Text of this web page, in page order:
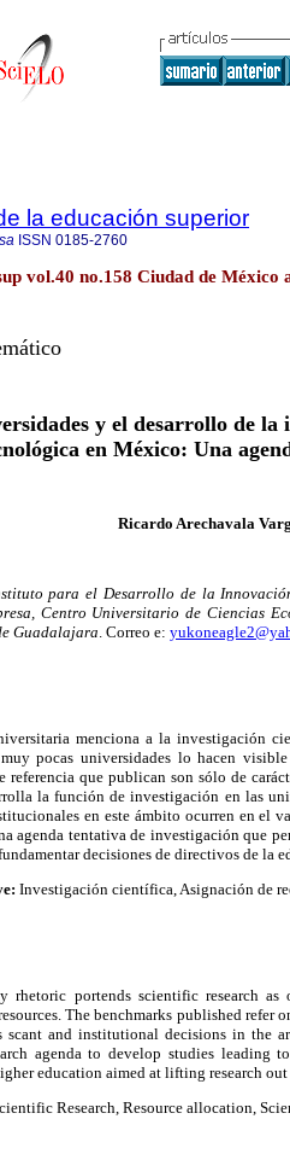
la educación superior
ISSN 0185-2760
vol.40 no.158 Ciudad de México
y el desarrollo de la
en México: Una
Ricardo Arechavala
para el Desarrollo de la
Centro Universitario de Ciencias
Guadalajara. Correo e:
menciona a la investigación
pocas universidades lo hacen
referencia que publican son sólo de
la función de investigación en las
en este ámbito ocurren en el
agenda tentativa de investigación que
decisiones de directivos de la
Investigación científica, Asignación de
rhetoric portends scientific research
The benchmarks published
scant and institutional decisions in the
agenda to develop studies leading
education aimed at lifting research
Research, Resource allocation,